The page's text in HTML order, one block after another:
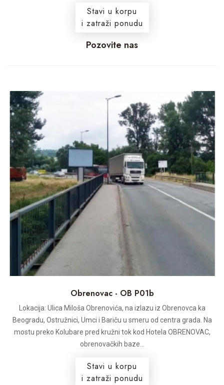
Stavi u korpu
i zatraži ponudu
Pozovite nas
Obrenovac - OB P01b
Lokacija: Ulica Miloša Obrenovića, na izlazu iz Obrenovca ka
Beogradu, Ostružnici, Umci i Bariču u smeru od centra grada. Na
mostu preko Kolubare pred kružni tok kod Hotela OBRENOVAC,
obrenovačkih baze...
Stavi u korpu
i zatraži ponudu